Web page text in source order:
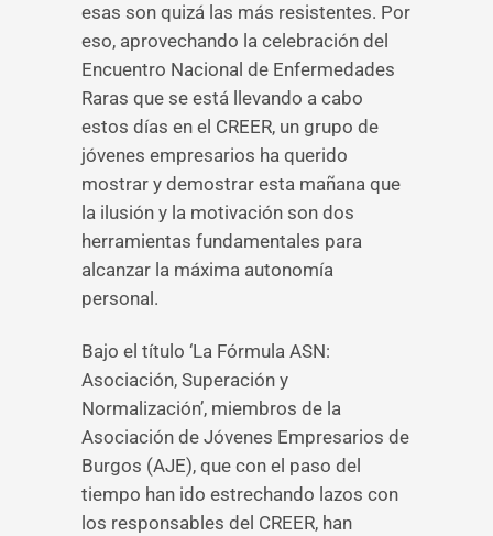
esas son quizá las más resistentes. Por
eso, aprovechando la celebración del
Encuentro Nacional de Enfermedades
Raras que se está llevando a cabo
estos días en el CREER, un grupo de
jóvenes empresarios ha querido
mostrar y demostrar esta mañana que
la ilusión y la motivación son dos
herramientas fundamentales para
alcanzar la máxima autonomía
personal.
Bajo el título ‘La Fórmula ASN:
Asociación, Superación y
Normalización’, miembros de la
Asociación de Jóvenes Empresarios de
Burgos (AJE), que con el paso del
tiempo han ido estrechando lazos con
los responsables del CREER, han